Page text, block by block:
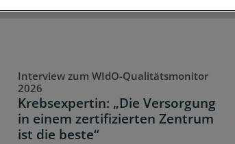
Interview zum WIdO-Qualitätsmonitor
2026
Krebsexpertin: „Die Versorgung
in einem zertifizierten Zentrum
ist die beste“